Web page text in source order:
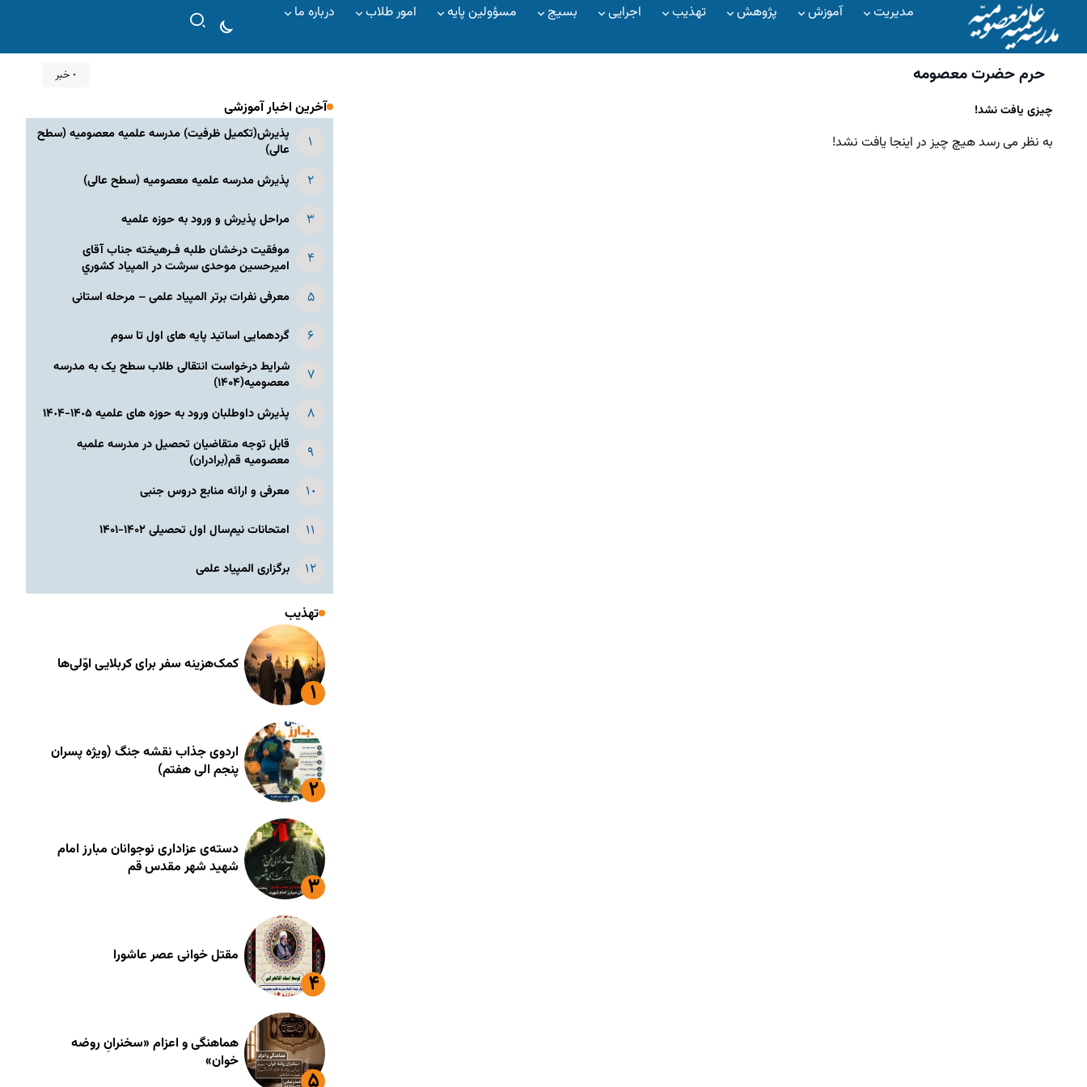
مدیریت آموزش پژوهش تهذیب اجرایی بسیج مسؤولین پایه امور طلاب درباره ما
حرم حضرت معصومه ۰ خبر
چیزی یافت نشد!
به نظر می رسد هیچ چیز در اینجا یافت نشد!
آخرین اخبار آموزشی
پذیرش(تکمیل ظرفیت) مدرسه علمیه معصومیه‌ (سطح
عالی)
پذیرش مدرسه علمیه معصومیه‌ (سطح عالی)
مراحل پذیرش و ورود به حوزه علمیه
موفقیت درخشان طلبه فـرهیخته جناب آقای
امیرحسین موحدی سرشت در المپياد كشوري
معرفی نفرات برتر المپیاد علمی – مرحله استانی
گردهمایی اساتید پایه های اول تا سوم
شرایط درخواست انتقالی طلاب سطح یک به مدرسه
معصومیه(۱۴۰۴)
پذیرش داوطلبان ورود به حوزه های علمیه ١۴٠۵-١۴٠۴
قابل توجه متقاضیان تحصیل در مدرسه علمیه
معصومیه قم(برادران)
معرفی و ارائه منابع دروس جنبی
امتحانات نیم‌سال اول تحصیلی ۱۴۰۲-۱۴۰۱
برگزاری المپیاد علمی
تهذیب
کمک‌هزینه سفر برای کربلایی اوّلی‌ها
اردوی جذاب نقشه جنگ (ویژه پسران
پنجم الی هفتم)
دسته‌ی عزاداری نوجوانان مبارز امام
شهید شهر مقدس قم
مقتل خوانی عصر عاشورا
هماهنگی و اعزام «سخنرانِ روضه
خوان»